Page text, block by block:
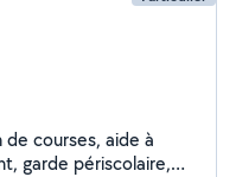
de courses, aide à
garde périscolaire,